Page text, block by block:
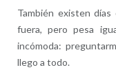
También existen
fuera, pero pesa
incómoda:
llego a todo.